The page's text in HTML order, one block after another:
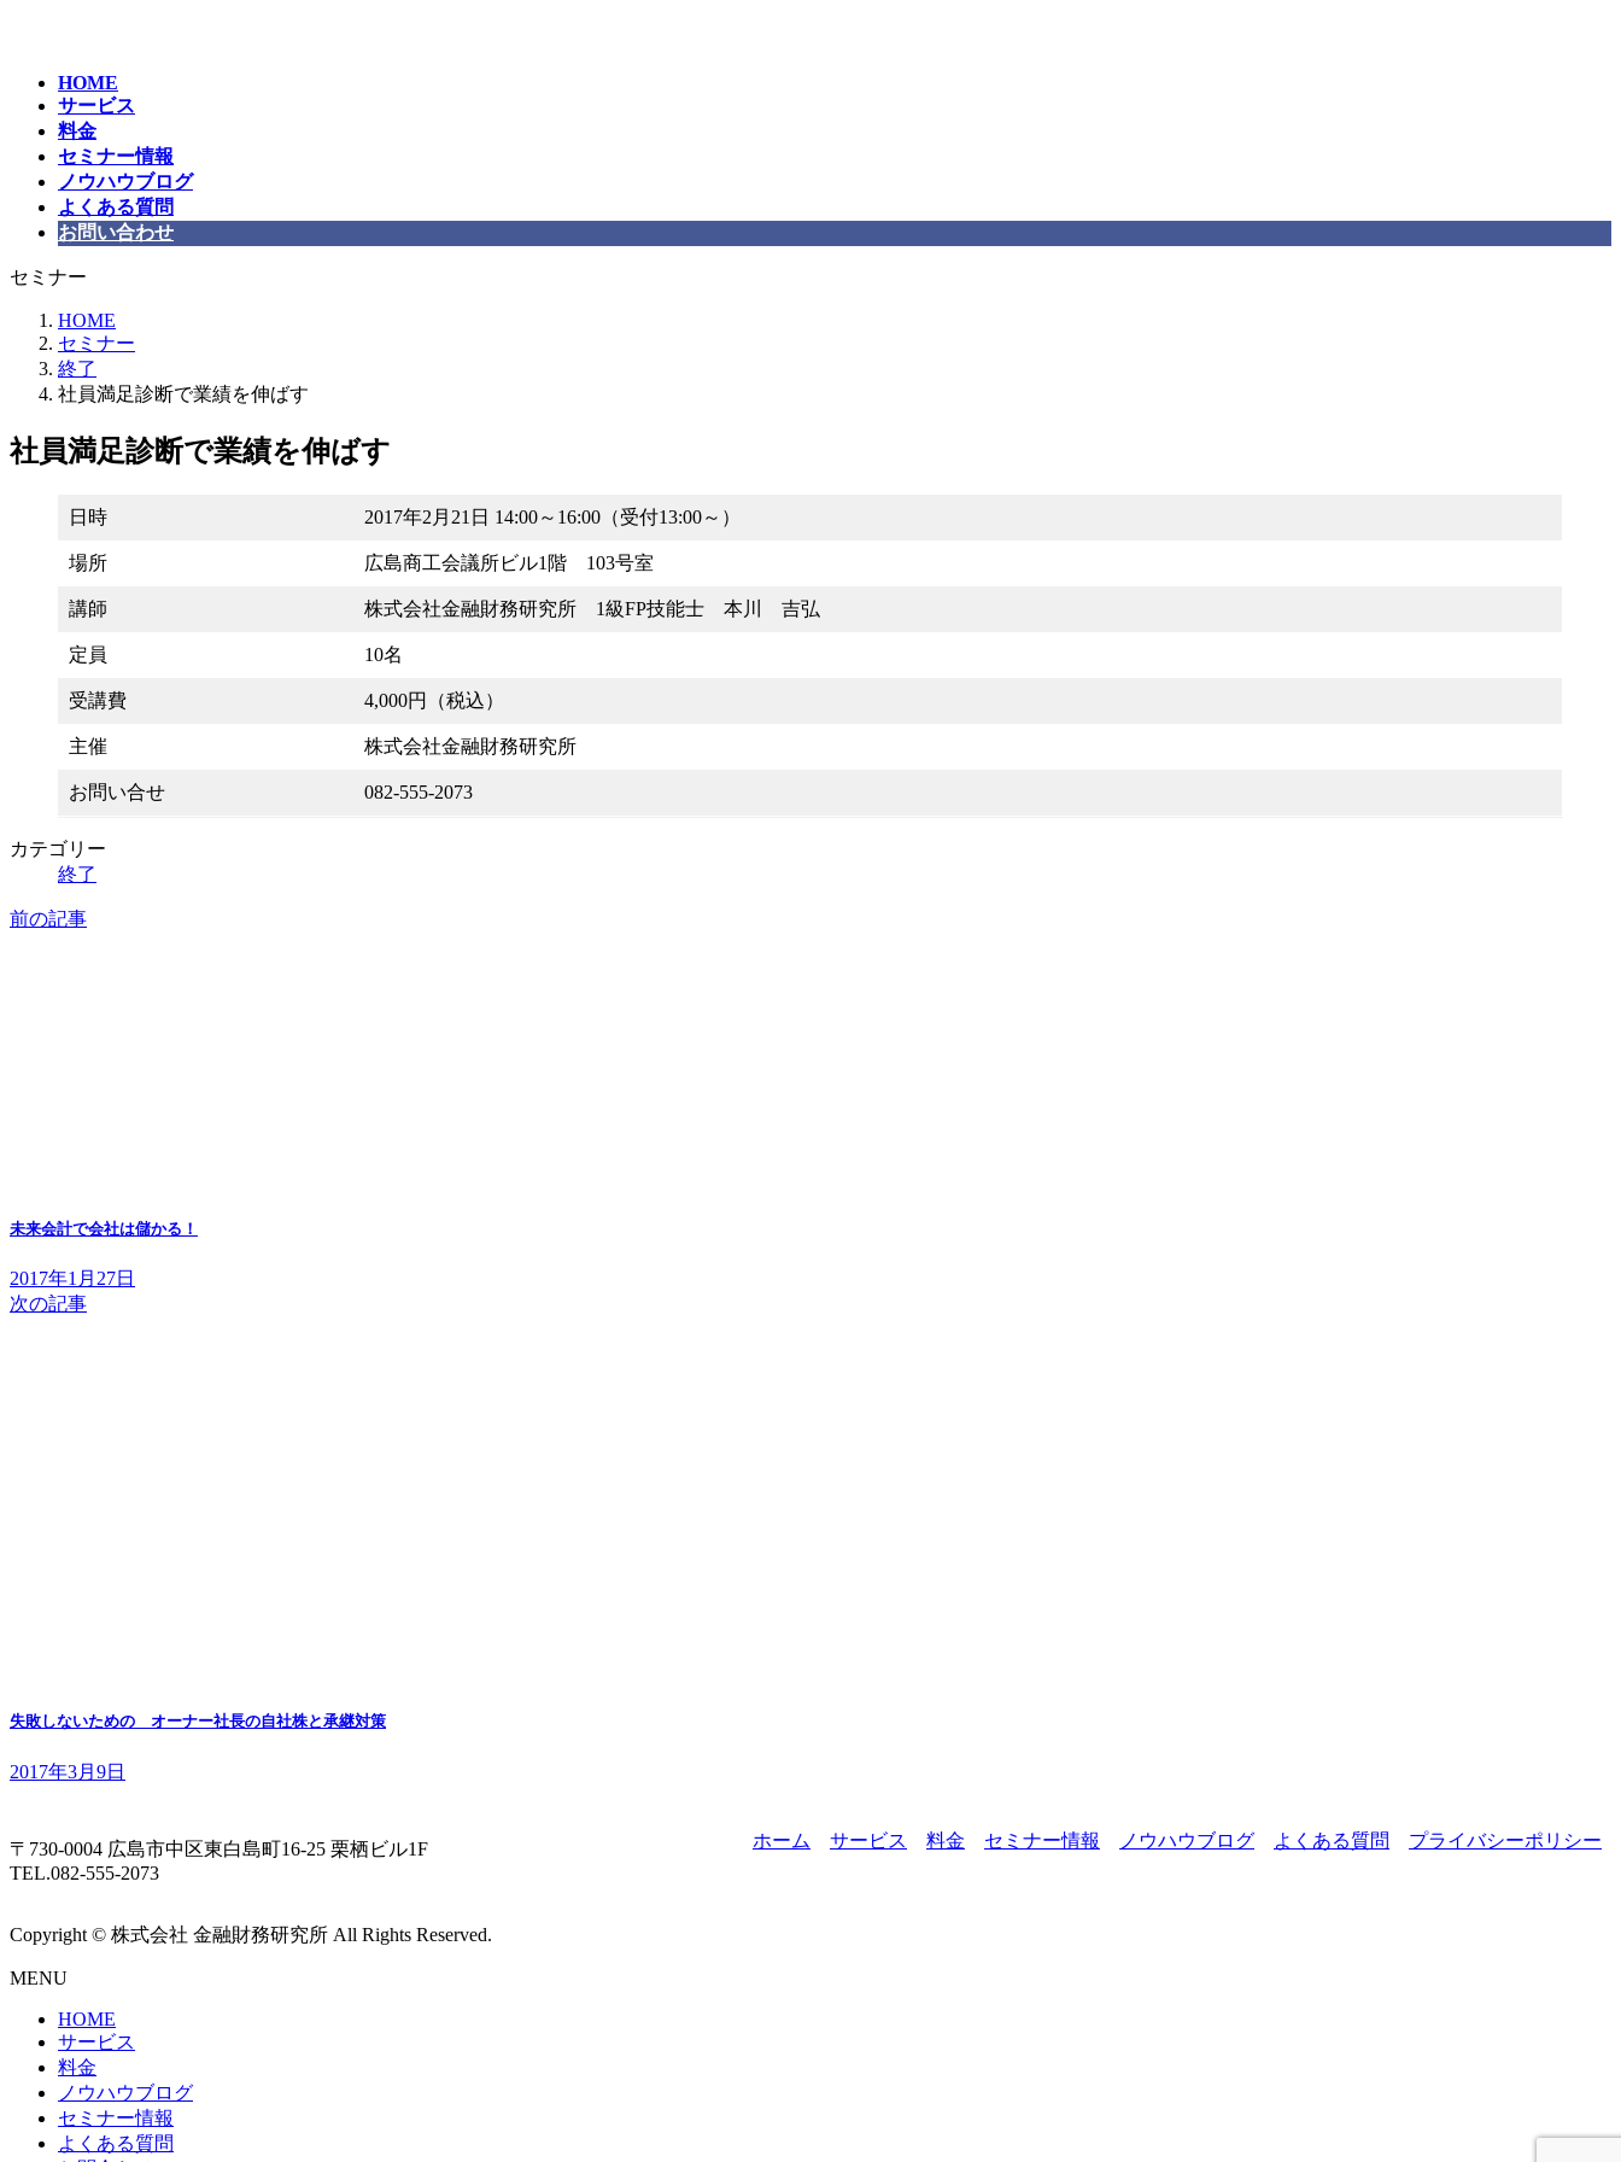
HOME
サービス
料金
セミナー情報
ノウハウブログ
よくある質問
お問い合わせ
セミナー
HOME
セミナー
終了
社員満足診断で業績を伸ばす
社員満足診断で業績を伸ばす
日時 2017年2月21日 14:00～16:00（受付13:00～）
場所 広島商工会議所ビル1階 103号室
講師 株式会社金融財務研究所 1級FP技能士 本川 吉弘
定員 10名
受講費 4,000円（税込）
主催 株式会社金融財務研究所
お問い合せ 082-555-2073
カテゴリー
終了
前の記事
未来会計で会社は儲かる！
2017年1月27日
次の記事
失敗しないための オーナー社長の自社株と承継対策
2017年3月9日
〒730-0004 広島市中区東白島町16-25 栗栖ビル1F
TEL.082-555-2073
ホーム サービス 料金 セミナー情報 ノウハウブログ よくある質問 プライバシーポリシー
Copyright © 株式会社 金融財務研究所 All Rights Reserved.
MENU
HOME
サービス
料金
ノウハウブログ
セミナー情報
よくある質問